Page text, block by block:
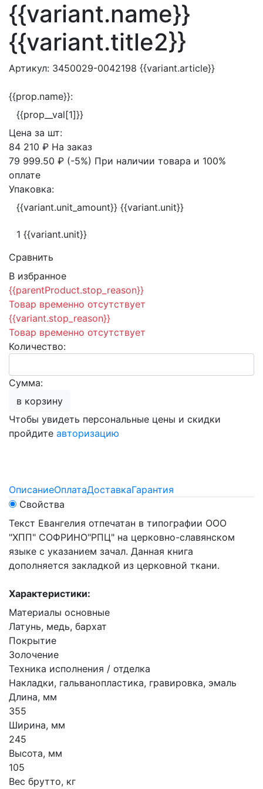
{{variant.name}}
{{variant.title2}}
Артикул: 3450029-0042198 {{variant.article}}
{{prop.name}}:
{{prop__val[1]}}
Цена за шт:
84 210 ₽ На заказ
79 999.50 ₽ (-5%) При наличии товара и 100%
оплате
Упаковка:
{{variant.unit_amount}} {{variant.unit}}
1 {{variant.unit}}
Сравнить
В избранное
{{parentProduct.stop_reason}}
Товар временно отсутствует
{{variant.stop_reason}}
Товар временно отсутствует
Количество:
Сумма:
в корзину
Чтобы увидеть персональные цены и скидки
пройдите авторизацию
ОписаниеОплатаДоставкаГарантия
Свойства
Текст Евангелия отпечатан в типографии ООО
"ХПП" СОФРИНО"РПЦ" на церковно-славянском
языке с указанием зачал. Данная книга
дополняется закладкой из церковной ткани.
Характеристики:
Материалы основные
Латунь, медь, бархат
Покрытие
Золочение
Техника исполнения / отделка
Накладки, гальванопластика, гравировка, эмаль
Длина, мм
355
Ширина, мм
245
Высота, мм
105
Вес брутто, кг